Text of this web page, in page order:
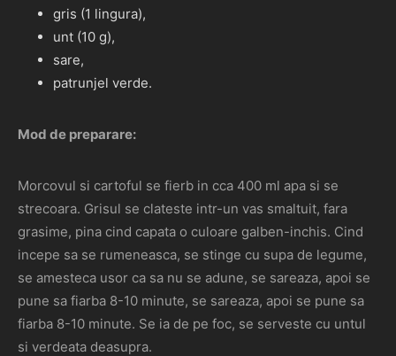
gris (1 lingura),
unt (10 g),
sare,
patrunjel verde.
Mod de preparare:
Morcovul si cartoful se fierb in cca 400 ml apa si se
strecoara. Grisul se clateste intr-un vas smaltuit, fara
grasime, pina cind capata o culoare galben-inchis. Cind
incepe sa se rumeneasca, se stinge cu supa de legume,
se amesteca usor ca sa nu se adune, se sareaza, apoi se
pune sa fiarba 8-10 minute, se sareaza, apoi se pune sa
fiarba 8-10 minute. Se ia de pe foc, se serveste cu untul
si verdeata deasupra.